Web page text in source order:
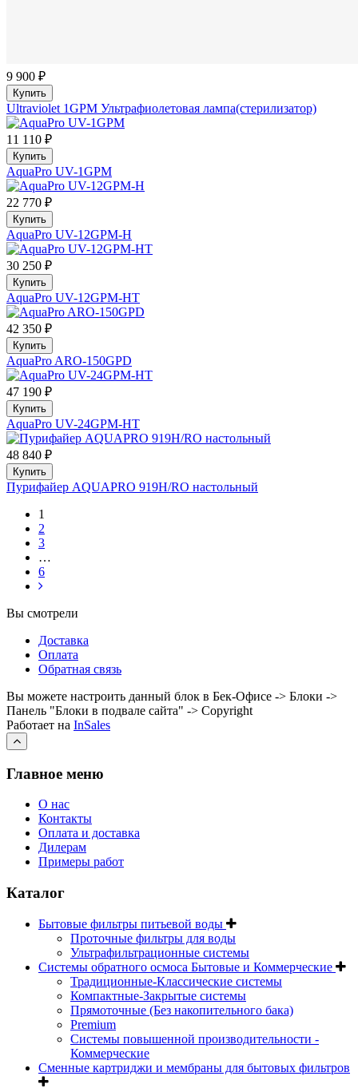
9 900 ₽
Купить
Ultraviolet 1GPM Ультрафиолетовая лампа(стерилизатор)
11 110 ₽
Купить
AquaPro UV-1GPM
22 770 ₽
Купить
AquaPro UV-12GPM-H
30 250 ₽
Купить
AquaPro UV-12GPM-HT
42 350 ₽
Купить
AquaPro ARO-150GPD
47 190 ₽
Купить
AquaPro UV-24GPM-HT
48 840 ₽
Купить
Пурифайер AQUAPRO 919H/RO настольный
1
2
3
…
6
Вы смотрели
Доставка
Оплата
Обратная связь
Вы можете настроить данный блок в Бек-Офисе -> Блоки ->
Панель "Блоки в подвале сайта" -> Copyright
Работает на InSales
Главное меню
О нас
Контакты
Оплата и доставка
Дилерам
Примеры работ
Каталог
Бытовые фильтры питьевой воды
Проточные фильтры для воды
Ультрафильтрационные системы
Системы обратного осмоса Бытовые и Коммерческие
Традиционные-Классические системы
Компактные-Закрытые системы
Прямоточные (Без накопительного бака)
Premium
Системы повышенной производительности -
Коммерческие
Сменные картриджи и мембраны для бытовых фильтров